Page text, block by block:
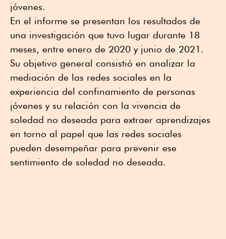
jóvenes.
En el informe se presentan los resultados de
una investigación que tuvo lugar durante 18
meses, entre enero de 2020 y junio de 2021.
Su objetivo general consistió en analizar la
mediación de las redes sociales en la
experiencia del confinamiento de personas
jóvenes y su relación con la vivencia de
soledad no deseada para extraer aprendizajes
en torno al papel que las redes sociales
pueden desempeñar para prevenir ese
sentimiento de soledad no deseada.